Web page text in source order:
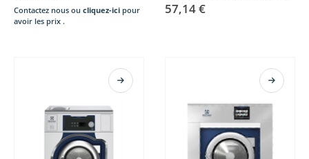
Contactez nous ou cliquez-ici pour
avoir les prix .
57,14€